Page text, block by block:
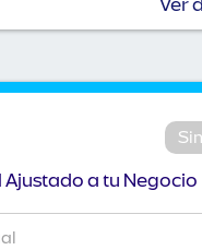
a tu Negocio